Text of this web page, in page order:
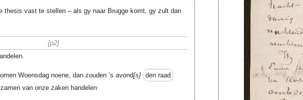
thesis vast te stellen – als gy naar Brugge komt, gy zult dan
p2
Woensdag noene, dan zouden ’s avond s
den raad
van onze zaken handelen